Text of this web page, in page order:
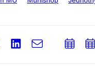
Youtube
LinkedIn
e-